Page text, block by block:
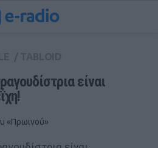
είναι
«Πρωινού»